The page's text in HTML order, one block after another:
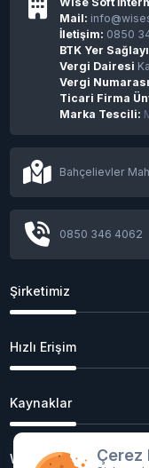
2025
ve
Mail:
İletişim: 0850
BTK Yer
Vergi Dairesi
Vergi
Ticari Firma
Marka Tescili:
Bahçelievler
0850 346 4062
Şirketimiz
Hızlı Erişim
Kaynaklar
Web Hosting Çerez